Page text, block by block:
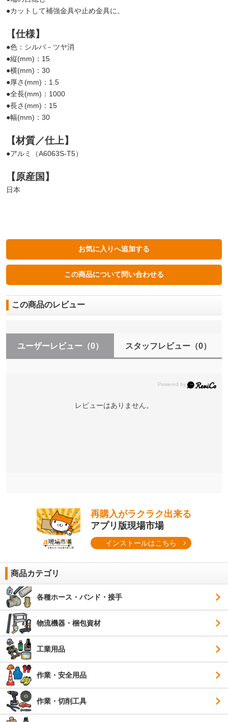
●カットして補強金具や止め金具に。
【仕様】
●色：シルバ－ツヤ消
●縦(mm)：15
●横(mm)：30
●厚さ(mm)：1.5
●全長(mm)：1000
●長さ(mm)：15
●幅(mm)：30
【材質／仕上】
●アルミ（A6063S-T5）
【原産国】
日本
この商品のレビュー
ユーザーレビュー （0） スタッフレビュー（0）
レビューはありません。
再購入がラクラク出来る
アプリ版現場市場
インストールはこちら
商品カテゴリ
各種ホース・バンド・接手
物流機器・梱包資材
工業用品
作業・安全用品
作業・切削工具